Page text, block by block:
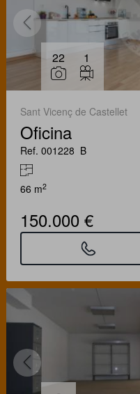
22 1
Sant Vicenç de Castellet
Oficina
Ref. 001228_B
66 m2
150.000 €